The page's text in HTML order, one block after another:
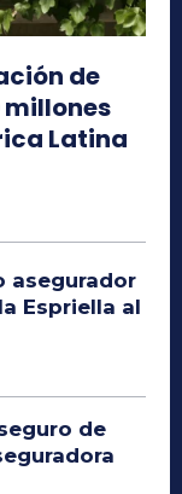
de
millones
Latina
asegurador
Espriella al
de